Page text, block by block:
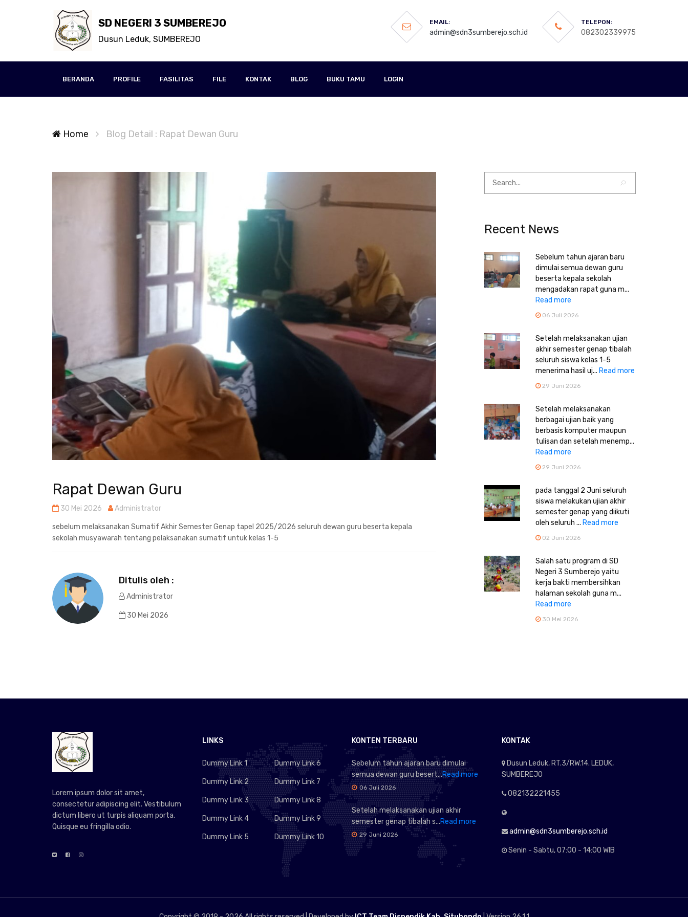
SD NEGERI 3 SUMBEREJO
Dusun Leduk, SUMBEREJO
EMAIL:
admin@sdn3sumberejo.sch.id
TELEPON:
082302339975
BERANDA PROFILE FASILITAS FILE KONTAK BLOG BUKU TAMU LOGIN
Home Blog Detail : Rapat Dewan Guru
Rapat Dewan Guru
30 Mei 2026 Administrator
sebelum melaksanakan Sumatif Akhir Semester Genap tapel 2025/2026 seluruh dewan guru beserta kepala
sekolah musyawarah tentang pelaksanakan sumatif untuk kelas 1-5
Ditulis oleh :
Administrator
30 Mei 2026
Recent News
Sebelum tahun ajaran baru
dimulai semua dewan guru
beserta kepala sekolah
mengadakan rapat guna m...
Read more
06 Juli 2026
Setelah melaksanakan ujian
akhir semester genap tibalah
seluruh siswa kelas 1-5
menerima hasil uj... Read more
29 Juni 2026
Setelah melaksanakan
berbagai ujian baik yang
berbasis komputer maupun
tulisan dan setelah menemp...
Read more
29 Juni 2026
pada tanggal 2 Juni seluruh
siswa melakukan ujian akhir
semester genap yang diikuti
oleh seluruh ... Read more
02 Juni 2026
Salah satu program di SD
Negeri 3 Sumberejo yaitu
kerja bakti membersihkan
halaman sekolah guna m...
Read more
30 Mei 2026
Lorem ipsum dolor sit amet,
consectetur adipiscing elit. Vestibulum
dictum libero ut turpis aliquam porta.
Quisque eu fringilla odio.
LINKS
Dummy Link 1
Dummy Link 2
Dummy Link 3
Dummy Link 4
Dummy Link 5
Dummy Link 6
Dummy Link 7
Dummy Link 8
Dummy Link 9
Dummy Link 10
KONTEN TERBARU
Sebelum tahun ajaran baru dimulai
semua dewan guru besert...Read more
06 Juli 2026
Setelah melaksanakan ujian akhir
semester genap tibalah s...Read more
29 Juni 2026
KONTAK
Dusun Leduk, RT.3/RW.14. LEDUK,
SUMBEREJO
082132221455
admin@sdn3sumberejo.sch.id
Senin - Sabtu, 07:00 - 14:00 WIB